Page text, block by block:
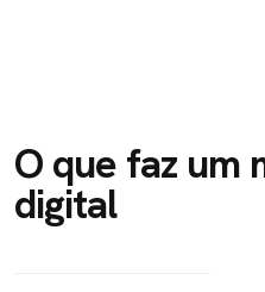
O que faz um
digital